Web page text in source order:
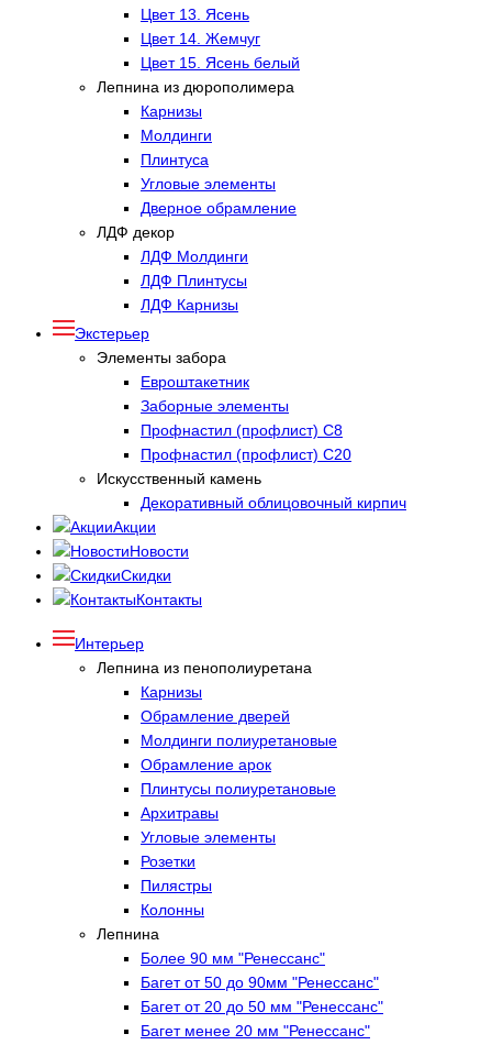
Цвет 13. Ясень
Цвет 14. Жемчуг
Цвет 15. Ясень белый
Лепнина из дюрополимера
Карнизы
Молдинги
Плинтуса
Угловые элементы
Дверное обрамление
ЛДФ декор
ЛДФ Молдинги
ЛДФ Плинтусы
ЛДФ Карнизы
Экстерьер
Элементы забора
Евроштакетник
Заборные элементы
Профнастил (профлист) С8
Профнастил (профлист) С20
Искусственный камень
Декоративный облицовочный кирпич
Акции
Новости
Скидки
Контакты
Интерьер
Лепнина из пенополиуретана
Карнизы
Обрамление дверей
Молдинги полиуретановые
Обрамление арок
Плинтусы полиуретановые
Архитравы
Угловые элементы
Розетки
Пилястры
Колонны
Лепнина
Более 90 мм "Ренессанс"
Багет от 50 до 90мм "Ренессанс"
Багет от 20 до 50 мм "Ренессанс"
Багет менее 20 мм "Ренессанс"